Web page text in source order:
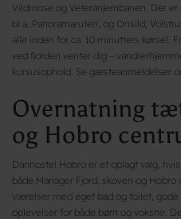
Vildmose og Veteranjernbanen. Der
bl.a. Panoramaruten, og Onsild,
alle inden for ca. 10 minutters kørsel.
ved fjorden venter dig –
kursusophold. Se gæsteanmeldelser
Overnatning
og Hobro
Danhostel Hobro er et oplagt valg,
både Mariager Fjord, skoven og
værelser med eget bad og toilet,
oplevelser for både børn og voksne.